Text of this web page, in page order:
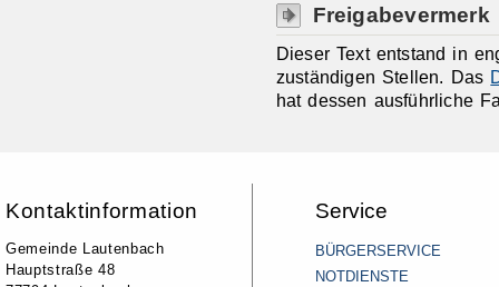
Freigabevermerk
Dieser Text entstand in
zuständigen Stellen. Das
hat dessen ausführliche
Kontaktinformation
Gemeinde Lautenbach
Hauptstraße 48
Service
BÜRGERSERVICE
NOTDIENSTE